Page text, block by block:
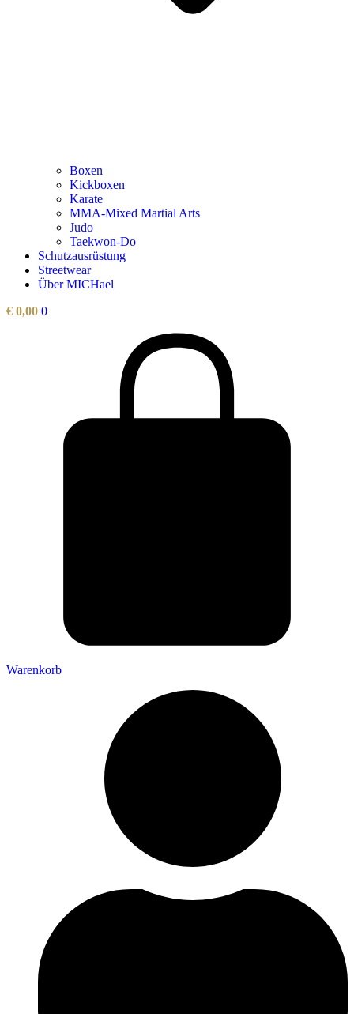
Boxen
Kickboxen
Karate
MMA-Mixed Martial Arts
Judo
Taekwon-Do
Schutzausrüstung
Streetwear
Über MICHael
€ 0,00 0
Warenkorb